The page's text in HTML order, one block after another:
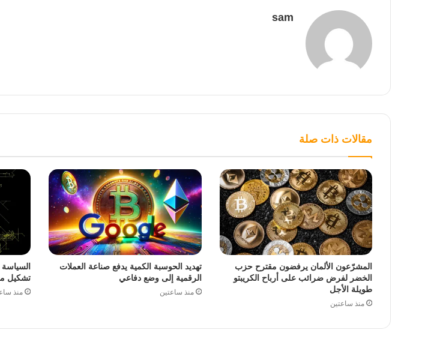
sam
مقالات ذات صلة
المشرّعون الألمان يرفضون مقترح حزب
الخضر لفرض ضرائب على أرباح الكريبتو
طويلة الأجل
منذ ساعتين
تهديد الحوسبة الكمية يدفع صناعة العملات
الرقمية إلى وضع دفاعي
منذ ساعتين
السياسة
تشكيل
منذ